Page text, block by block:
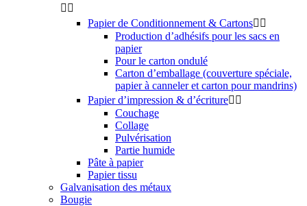
 
Papier de Conditionnement & Cartons 
Production d’adhésifs pour les sacs en
papier
Pour le carton ondulé
Carton d’emballage (couverture spéciale,
papier à canneler et carton pour mandrins)
Papier d’impression & d’écriture 
Couchage
Collage
Pulvérisation
Partie humide
Pâte à papier
Papier tissu
Galvanisation des métaux
Bougie